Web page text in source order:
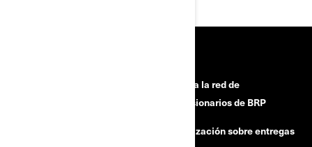
Unase a la red de
concesionarios de BRP
Actualización sobre entregas